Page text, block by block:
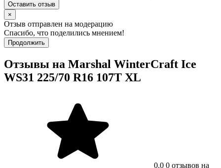
Оставить отзыв
×
Отзыв отправлен на модерацию
Спасибо, что поделились мнением!
Продолжить
Отзывы на Marshal WinterCraft Ice
WS31 225/70 R16 107T XL
0.0 0 отзывов на